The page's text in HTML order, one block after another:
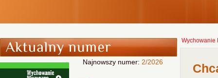
Najnowszy numer: 2/2026
Wychowanie